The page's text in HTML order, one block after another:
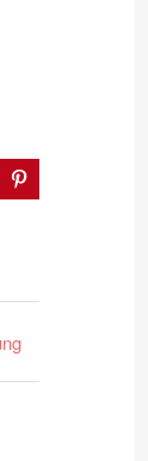
Pinterest